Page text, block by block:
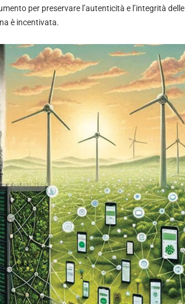
per preservare l’autenticità e l’integrità delle
è incentivata.